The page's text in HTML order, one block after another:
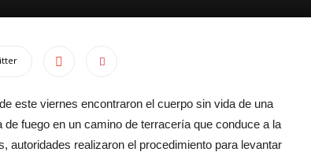
este viernes encontraron el cuerpo sin vida de una
fuego en un camino de terracería que conduce a la
autoridades realizaron el procedimiento para levantar